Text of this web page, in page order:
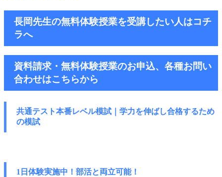
長岡先生の無料体験授業を受講したい人はコチ
ラへ
資料請求・無料体験授業のお申込、各種お問い
合わせはこちらから
共通テスト本番レベル模試｜学力を伸ばし合格するため
の模試
1日体験実施中！部活と両立可能！